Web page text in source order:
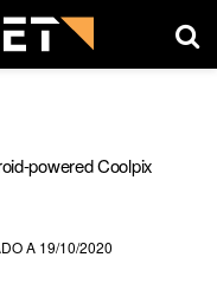
powered Coolpix
A 19/10/2020